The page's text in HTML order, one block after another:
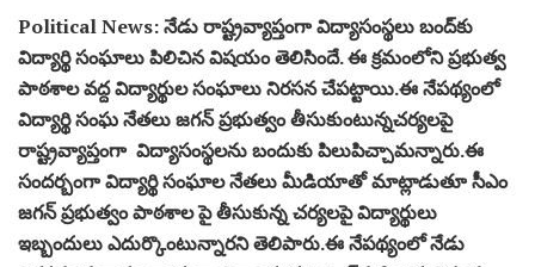
Political News: నేడు రాష్ట్రవ్యాప్తంగా విద్యాసంస్థలు బంద్‌కు
విద్యార్థి సంఘాలు పిలిచిన విషయం తెలిసిందే. ఈ క్రమంలోని ప్రభుత్వ
పాఠశాల వద్ద విద్యార్థుల సంఘాలు నిరసన చేపట్టాయి.ఈ నేపథ్యంలో
విద్యార్థి సంఘ నేతలు జగన్ ప్రభుత్వం తీసుకుంటున్నచర్యలపై
రాష్ట్రవ్యాప్తంగా విద్యాసంస్థలను బందుకు పిలుపిచ్చామన్నారు.ఈ
సందర్బంగా విద్యార్థి సంఘాల నేతలు మీడియాతో మాట్లాడుతూ సీఎం
జగన్ ప్రభుత్వం పాఠశాల పై తీసుకున్న చర్యలపై విద్యార్థులు
ఇబ్బందులు ఎదుర్కొంటున్నారని తెలిపారు.ఈ నేపథ్యంలో నేడు